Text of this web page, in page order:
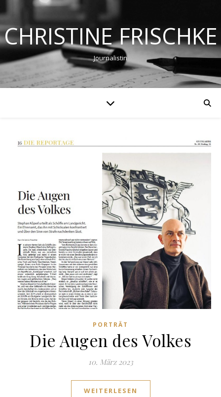
CHRISTINE FRISCHKE
Journalistin
PORTRÄT
Die Augen des Volkes
10. März 2023
WEITERLESEN